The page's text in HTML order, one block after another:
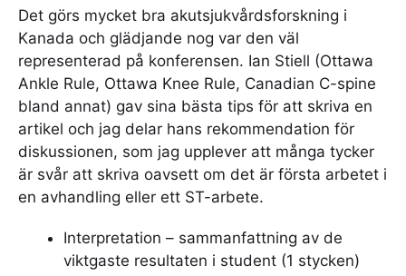
Det görs mycket bra akutsjukvårdsforskning i
Kanada och glädjande nog var den väl
representerad på konferensen. Ian Stiell (Ottawa
Ankle Rule, Ottawa Knee Rule, Canadian C-spine
bland annat) gav sina bästa tips för att skriva en
artikel och jag delar hans rekommendation för
diskussionen, som jag upplever att många tycker
är svår att skriva oavsett om det är första arbetet i
en avhandling eller ett ST-arbete.
Interpretation – sammanfattning av de
viktgaste resultaten i student (1 stycken)